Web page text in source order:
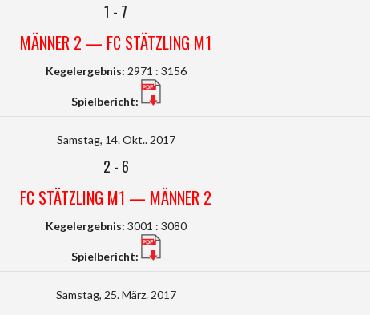
1 - 7
MÄNNER 2 — FC STÄTZLING M1
Kegelergebnis: 2971 : 3156
Spielbericht:
Samstag, 14. Okt.. 2017
2 - 6
FC STÄTZLING M1 — MÄNNER 2
Kegelergebnis: 3001 : 3080
Spielbericht:
Samstag, 25. März. 2017